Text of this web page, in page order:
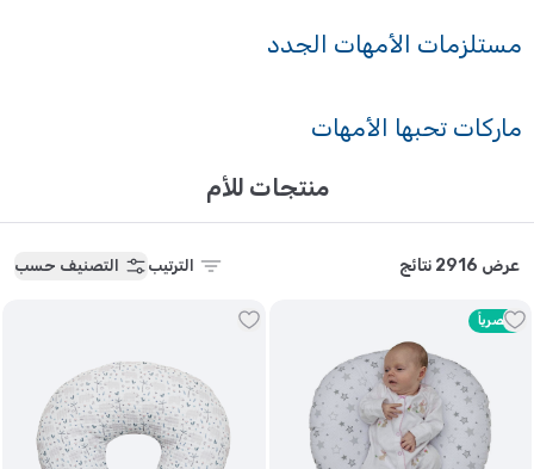
مستلزمات الأمهات الجدد
ماركات تحبها الأمهات
منتجات للأم
عرض 2916 نتائج الترتيب التصنيف حسب
حصرياً